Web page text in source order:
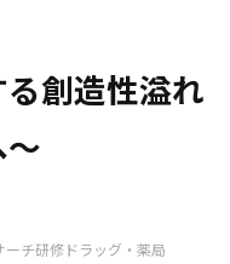
創造性溢れ